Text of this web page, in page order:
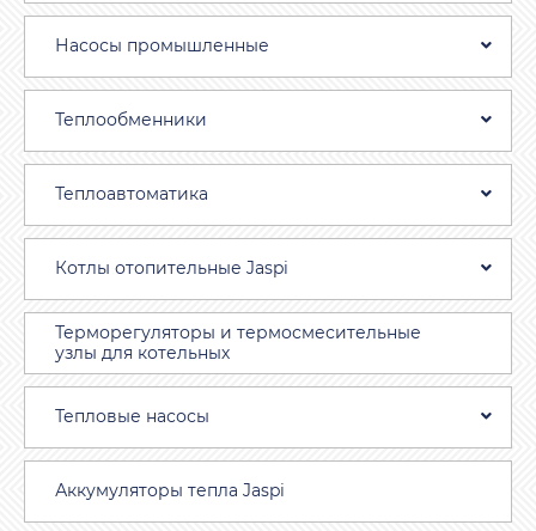
Насосы промышленные
Теплообменники
Теплоавтоматика
Котлы отопительные Jaspi
Терморегуляторы и термосмесительные
узлы для котельных
Тепловые насосы
Аккумуляторы тепла Jaspi